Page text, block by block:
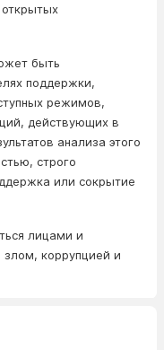
быть
поддержки,
режимов,
действующих в
анализа этого
строго
или сокрытие
лицами и
коррупцией и